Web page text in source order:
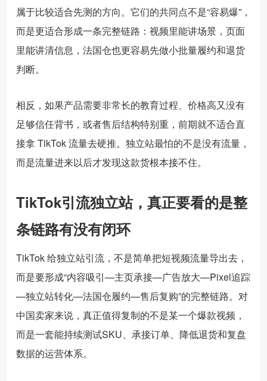
属于比较适合先测的方向。它们的共同点不是“容易爆”，
而是更适合形成一条完整链路：视频里能讲场景，页面
里能讲清信息，法国仓也更容易先做小批量履约和退货
判断。
相反，如果产品需要非常长的教育过程、价格高又没有
足够信任背书，或者售后结构特别重，前期就不适合直
接拿 TikTok 流量去硬推。独立站最怕的不是没有流量，
而是流量进来以后才发现这款货根本接不住。
TikTok引流独立站，真正要看的是整
条链路有没有闭环
TikTok 给独立站引流，不是简单把短视频流量导出去，
而是要形成“内容吸引—主页承接—广告放大—Pixel追踪
—独立站转化—法国仓履约—售后复购”的完整链路。对
中国卖家来说，真正值得复制的不是某一个爆款视频，
而是一套能持续测试SKU、承接订单、降低退货和复盘
数据的运营体系。